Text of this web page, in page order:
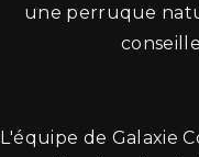
une perruque
L'équipe de Galaxie